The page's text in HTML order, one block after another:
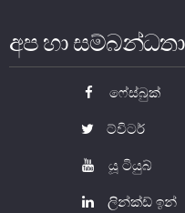
නෝට්ටු හා කාසි
ව්‍යවහාර මුදල් නෝට්ටු
සංසරණයේ පවතින කාසි
ව්‍යවහාර මුදල්
අප හා සම්බන්ධතා
ෆේස්බුක්
ට්විටර්
යූ ටියුබ්
ලින්ක්ඩ් ඉන්